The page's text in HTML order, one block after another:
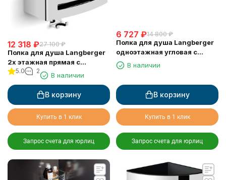
12 318 ₽27 100 ₽
Полка для душа Langberger
2х этажная прямая с
пластиком 75762
5.0 2
В наличии
В корзину
Купить в 1 клик
Запрос счета для юрлиц
6 727 ₽14 800 ₽
Полка для душа Langberger
одноэтажная угловая с
пластиком 75660
В наличии
В корзину
Купить в 1 клик
Запрос счета для юрлиц